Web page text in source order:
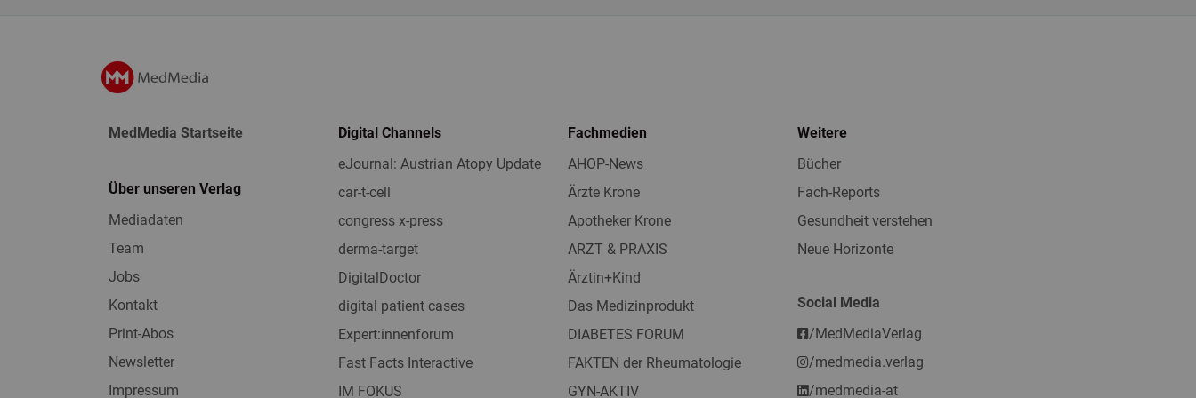
MedMedia Startseite
Über unseren Verlag
Mediadaten
Team
Jobs
Kontakt
Print-Abos
Newsletter
Impressum
Digital Channels
eJournal: Austrian Atopy Update
car-t-cell
congress x-press
derma-target
DigitalDoctor
digital patient cases
Expert:innenforum
Fast Facts Interactive
IM FOKUS
Fachmedien
AHOP-News
Ärzte Krone
Apotheker Krone
ARZT & PRAXIS
Ärztin+Kind
Das Medizinprodukt
DIABETES FORUM
FAKTEN der Rheumatologie
GYN-AKTIV
Weitere
Bücher
Fach-Reports
Gesundheit verstehen
Neue Horizonte
Social Media
/MedMediaVerlag
/medmedia.verlag
/medmedia-at